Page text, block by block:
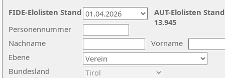
Nachname
Vorname
Ebene
Personennummer
Bundesland
AUT-Elolisten
13.945
FIDE-Elolisten Stand